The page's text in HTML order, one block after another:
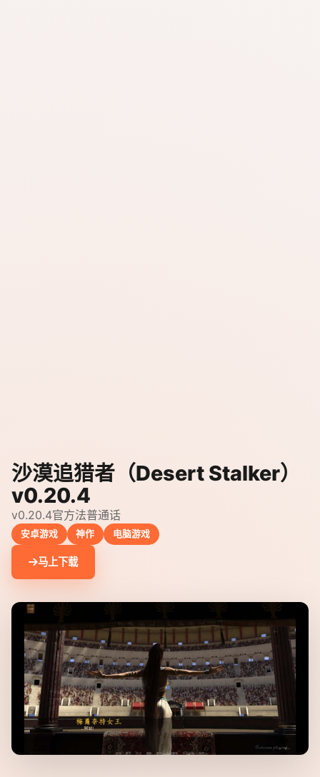
沙漠追猎者（Desert Stalker）
v0.20.4
v0.20.4官方法普通话
安卓游戏 神作 电脑游戏
马上下载